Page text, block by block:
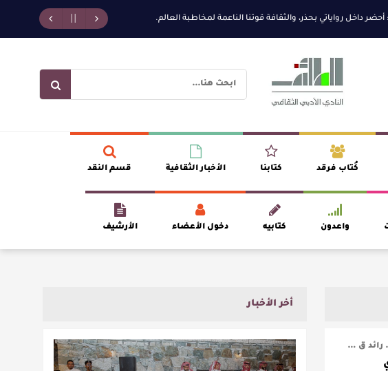
داخل رواياتي بحذر، والثقافة قوتنا الناعمة لمخاطبة العالم.
الصوفي والفلسفي في “مملكة الله” للدكتور محمد بدوي
كُتاب فرقد كتابنا الأخبار الثقافية قسم النقد
واعدون كتابيه دخول الأعضاء الأرشيف
أخر الأخبار
رائد ق …